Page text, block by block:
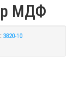
МДФ
3820-10